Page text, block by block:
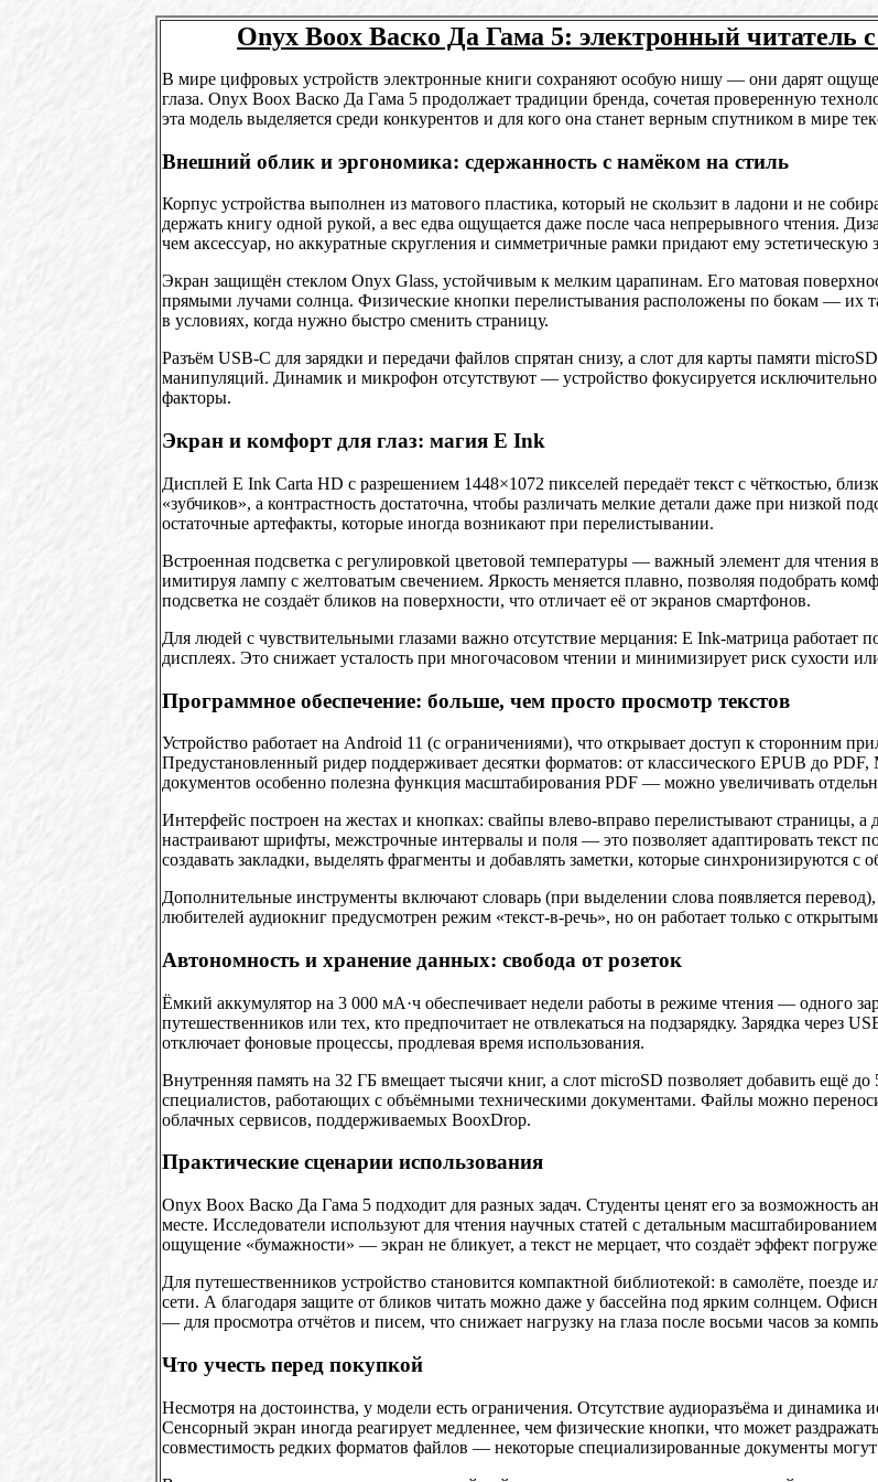
Onyx Boox Васко Да Гама 5: электронный читатель
В мире цифровых устройств электронные книги сохраняют особую нишу — они дарят
глаза. Onyx Boox Васко Да Гама 5 продолжает традиции бренда, сочетая проверенную
эта модель выделяется среди конкурентов и для кого она станет верным спутником в мире
Внешний облик и эргономика: сдержанность с намёком на стиль
Корпус устройства выполнен из матового пластика, который не скользит в ладони и не
держать книгу одной рукой, а вес едва ощущается даже после часа непрерывного чтения.
чем аксессуар, но аккуратные скругления и симметричные рамки придают ему эстетическую
Экран защищён стеклом Onyx Glass, устойчивым к мелким царапинам. Его матовая
прямыми лучами солнца. Физические кнопки перелистывания расположены по бокам — их
в условиях, когда нужно быстро сменить страницу.
Разъём USB-C для зарядки и передачи файлов спрятан снизу, а слот для карты памяти
манипуляций. Динамик и микрофон отсутствуют — устройство фокусируется
факторы.
Экран и комфорт для глаз: магия E Ink
Дисплей E Ink Carta HD с разрешением 1448×1072 пикселей передаёт текст с чёткостью,
«зубчиков», а контрастность достаточна, чтобы различать мелкие детали даже при низкой
остаточные артефакты, которые иногда возникают при перелистывании.
Встроенная подсветка с регулировкой цветовой температуры — важный элемент для чтения
имитируя лампу с желтоватым свечением. Яркость меняется плавно, позволяя подобрать
подсветка не создаёт бликов на поверхности, что отличает её от экранов смартфонов.
Для людей с чувствительными глазами важно отсутствие мерцания: E Ink-матрица
дисплеях. Это снижает усталость при многочасовом чтении и минимизирует риск сухости
Программное обеспечение: больше, чем просто просмотр текстов
Устройство работает на Android 11 (с ограничениями), что открывает доступ к сторонним
Предустановленный ридер поддерживает десятки форматов: от классического EPUB до
документов особенно полезна функция масштабирования PDF — можно увеличивать
Интерфейс построен на жестах и кнопках: свайпы влево-вправо перелистывают страницы,
настраивают шрифты, межстрочные интервалы и поля — это позволяет адаптировать текст
создавать закладки, выделять фрагменты и добавлять заметки, которые синхронизируются с
Дополнительные инструменты включают словарь (при выделении слова появляется перевод),
любителей аудиокниг предусмотрен режим «текст-в-речь», но он работает только с
Автономность и хранение данных: свобода от розеток
Ёмкий аккумулятор на 3 000 мА·ч обеспечивает недели работы в режиме чтения — одного
путешественников или тех, кто предпочитает не отвлекаться на подзарядку. Зарядка через
отключает фоновые процессы, продлевая время использования.
Внутренняя память на 32 ГБ вмещает тысячи книг, а слот microSD позволяет добавить ещё
специалистов, работающих с объёмными техническими документами. Файлы можно
облачных сервисов, поддерживаемых BooxDrop.
Практические сценарии использования
Onyx Boox Васко Да Гама 5 подходит для разных задач. Студенты ценят его за возможность
месте. Исследователи используют для чтения научных статей с детальным
ощущение «бумажности» — экран не бликует, а текст не мерцает, что создаёт эффект
Для путешественников устройство становится компактной библиотекой: в самолёте, поезде
сети. А благодаря защите от бликов читать можно даже у бассейна под ярким солнцем.
— для просмотра отчётов и писем, что снижает нагрузку на глаза после восьми часов за
Что учесть перед покупкой
Несмотря на достоинства, у модели есть ограничения. Отсутствие аудиоразъёма и
Сенсорный экран иногда реагирует медленнее, чем физические кнопки, что может
совместимость редких форматов файлов — некоторые специализированные документы могут